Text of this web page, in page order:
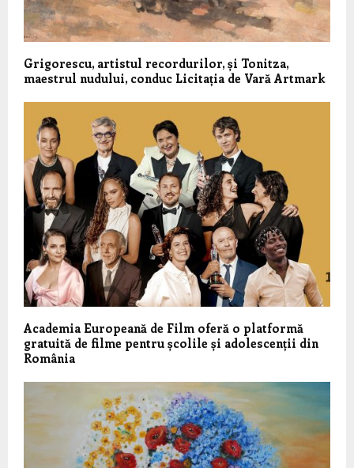
Grigorescu, artistul recordurilor, și Tonitza,
maestrul nudului, conduc Licitația de Vară Artmark
Academia Europeană de Film oferă o platformă
gratuită de filme pentru școlile și adolescenții din
România